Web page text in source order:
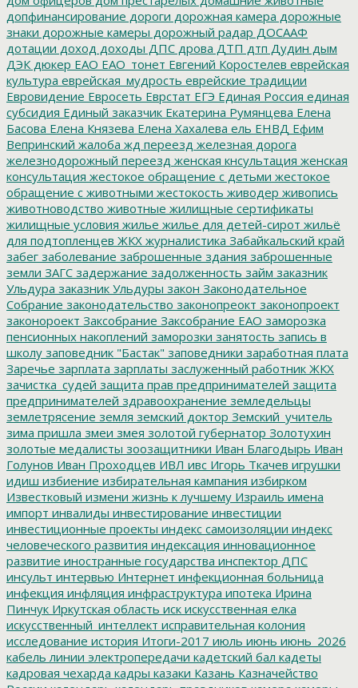
допфинансирование дороги дорожная камера дорожные
знаки дорожные камеры дорожный радар ДОСААФ
дотации доход доходы ДПС дрова ДТП дтп Дудин дым
ДЭК дюкер ЕАО ЕАО_тонет Евгений Коростелев еврейская
культура еврейская_мудрость еврейские традиции
Евровидение Евросеть Еврстат ЕГЭ Единая Россия единая
субсидия Единый заказчик Екатерина Румянцева Елена
Басова Елена Князева Елена Хахалева ель ЕНВД Ефим
Вепринский жалоба жд переезд железная дорога
железнодорожный переезд женская кнсультация женская
консультация жестокое обращение с детьми жестокое
обращение с животными жестокость живодер живопись
животноводство животные жилищные сертификаты
жилищные условия жилье жилье для детей-сирот жильё
для подтопленцев ЖКХ журналистика Забайкальский край
забег заболевание заброшенные здания заброшенные
земли ЗАГС задержание задолженность займ заказник
Ульдура заказник Ульдуры закон Законодательное
Собрание законодательство законопреокт законопроект
законороект Заксобрание Заксобрание ЕАО заморозка
пенсионных накоплений заморозки занятость запись в
школу заповедник "Бастак" заповедники заработная плата
Заречье зарплата зарплаты заслуженный работник ЖКХ
зачистка_судей защита прав предпринимателей защита
предпринимателей здравоохранение земледельцы
землетрясение земля земский доктор Земский_учитель
зима пришла змеи змея золотой губернатор Золотухин
золотые медалисты зоозащитники Иван Благодырь Иван
Голунов Иван Проходцев ИВЛ ивс Игорь Ткачев игрушки
идиш избиение избирательная кампания избирком
Известковый измени жизнь к лучшему Израиль имена
импорт инвалиды инвестирование инвестиции
инвестиционные проекты индекс самоизоляции индекс
человеческого развития индексация инновационное
развитие иностранные государства инспектор ДПС
инсульт интервью Интернет инфекционная больница
инфекция инфляция инфраструктура ипотека Ирина
Пинчук Иркутская область иск искусственная елка
искусственный_интеллект исправительная колония
исследование история Итоги-2017 июль июнь июнь_2026
кабель линии электропередачи кадетский бал кадеты
кадровая чехарда кадры казаки Казань Казначейство